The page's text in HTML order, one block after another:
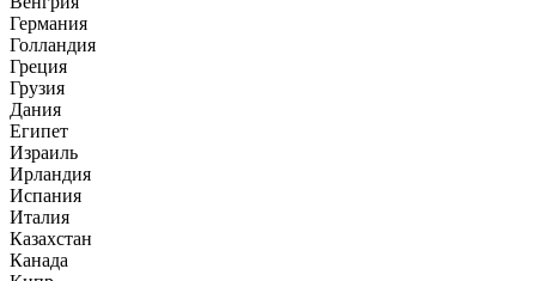
Германия
Голландия
Греция
Грузия
Дания
Египет
Израиль
Ирландия
Испания
Италия
Казахстан
Канада